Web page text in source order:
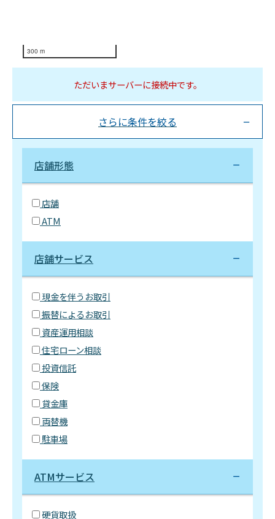
300 m
ただいまサーバーに接続中です。
さらに条件を絞る
店舗形態
店舗
ATM
店舗サービス
現金を伴うお取引
振替によるお取引
資産運用相談
住宅ローン相談
投資信託
保険
貸金庫
両替機
駐車場
ATMサービス
硬貨取扱